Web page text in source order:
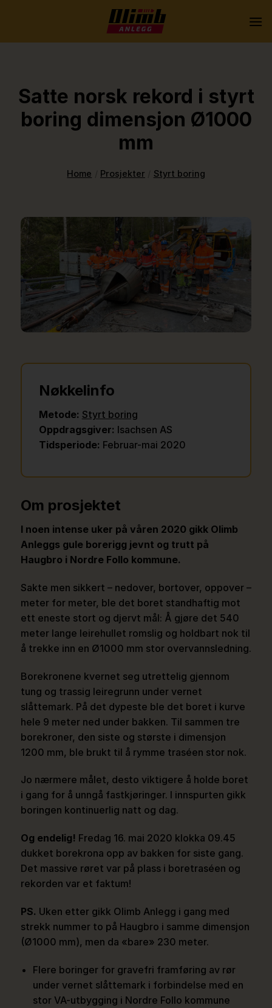
Satte norsk rekord i styrt
boring dimensjon Ø1000
mm
Home Prosjekter Styrt boring
Om prosjektet
I noen intense uker på våren 2020 gikk Olimb
Anleggs gule borerigg jevnt og trutt på
Haugbro i Nordre Follo kommune.
Sakte men sikkert – nedover, bortover, oppover –
meter for meter, ble det boret standhaftig mot
ett eneste stort og djervt mål: Å gjøre det 540
meter lange leirehullet romslig og holdbart nok til
å trekke inn en Ø1000 mm stor overvannsledning.
Borekronene kvernet seg utrettelig gjennom
tung og trassig leiregrunn under vernet
slåttemark. På det dypeste ble det boret i kurve
hele 9 meter ned under bakken. Til sammen tre
borekroner, den siste og største i dimensjon
1200 mm, ble brukt til å rymme traséen stor nok.
Jo nærmere målet, desto viktigere å holde boret
i gang for å unngå fastkjøringer. I innspurten gikk
boringen kontinuerlig natt og dag.
Og endelig! Fredag 16. mai 2020 klokka 09.45
dukket borekrona opp av bakken for siste gang.
Det massive røret var på plass i boretraséen og
rekorden var et faktum!
PS. Uken etter gikk Olimb Anlegg i gang med
strekk nummer to på Haugbro i samme dimensjon
(Ø1000 mm), men da «bare» 230 meter.
Flere boringer for gravefri framføring av rør
under vernet slåttemark i forbindelse med en
stor VA-utbygging i Nordre Follo kommune
Nøkkelinfo
Metode: Styrt boring
Oppdragsgiver: Isachsen AS
Tidsperiode: Februar-mai 2020